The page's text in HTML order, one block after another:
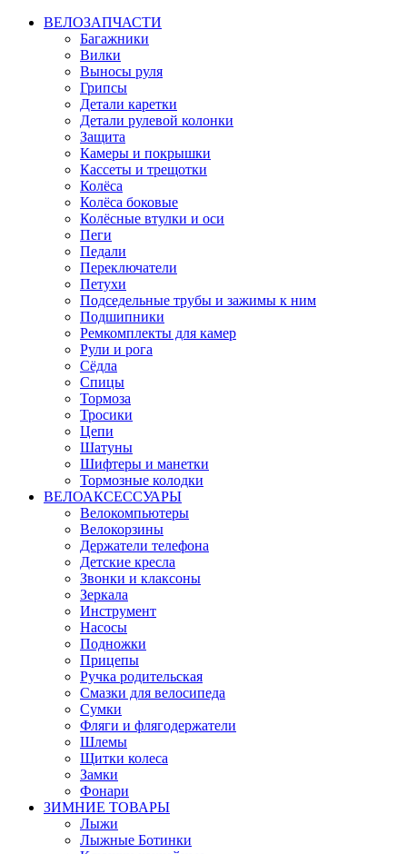
ВЕЛОЗАПЧАСТИ
Багажники
Вилки
Выносы руля
Грипсы
Детали каретки
Детали рулевой колонки
Защита
Камеры и покрышки
Кассеты и трещотки
Колёса
Колёса боковые
Колёсные втулки и оси
Пеги
Педали
Переключатели
Петухи
Подседельные трубы и зажимы к ним
Подшипники
Ремкомплекты для камер
Рули и рога
Сёдла
Спицы
Тормоза
Тросики
Цепи
Шатуны
Шифтеры и манетки
Тормозные колодки
ВЕЛОАКСЕССУАРЫ
Велокомпьютеры
Велокорзины
Держатели телефона
Детские кресла
Звонки и клаксоны
Зеркала
Инструмент
Насосы
Подножки
Прицепы
Ручка родительская
Смазки для велосипеда
Сумки
Фляги и флягодержатели
Шлемы
Щитки колеса
Замки
Фонари
ЗИМНИЕ ТОВАРЫ
Лыжи
Лыжные Ботинки